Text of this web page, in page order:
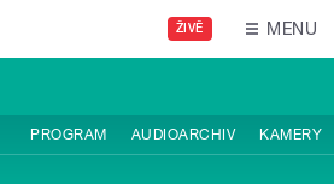
ŽIVĚ MENU
PROGRAM AUDIOARCHIV KAMERY